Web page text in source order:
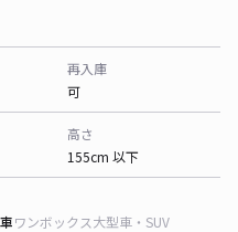
再入庫
可
高さ
155cm 以下
ワンボックス大型車・SUV